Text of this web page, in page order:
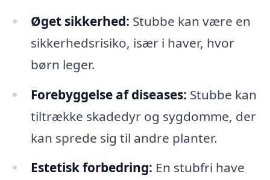
Øget sikkerhed: Stubbe kan være en
sikkerhedsrisiko, især i haver, hvor
børn leger.
Forebyggelse af diseases: Stubbe kan
tiltrække skadedyr og sygdomme, der
kan sprede sig til andre planter.
Estetisk forbedring: En stubfri have